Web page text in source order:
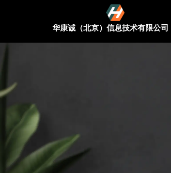
华康诚（北京）信息技术有限公司